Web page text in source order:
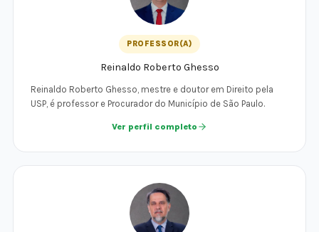
PROFESSOR(A)
Reinaldo Roberto Ghesso
Reinaldo Roberto Ghesso, mestre e doutor em Direito pela
USP, é professor e Procurador do Município de São Paulo.
Ver perfil completo